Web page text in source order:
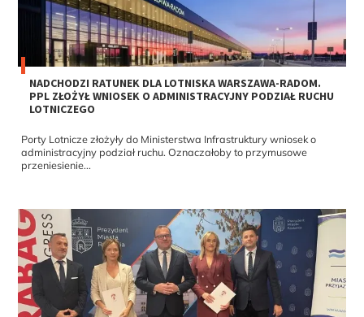
NADCHODZI RATUNEK DLA LOTNISKA WARSZAWA-RADOM.
PPL ZŁOŻYŁ WNIOSEK O ADMINISTRACYJNY PODZIAŁ RUCHU
LOTNICZEGO
Porty Lotnicze złożyły do Ministerstwa Infrastruktury wniosek o
administracyjny podział ruchu. Oznaczałoby to przymusowe
przeniesienie...